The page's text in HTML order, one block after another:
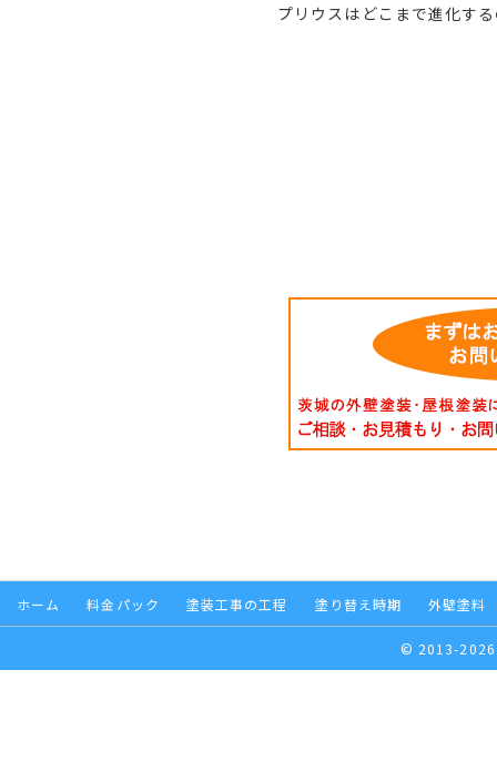
プリウスはどこまで進化す
ホーム 料金パック 塗装工事の工程 塗り替え時期 外壁塗料
© 2013-2026